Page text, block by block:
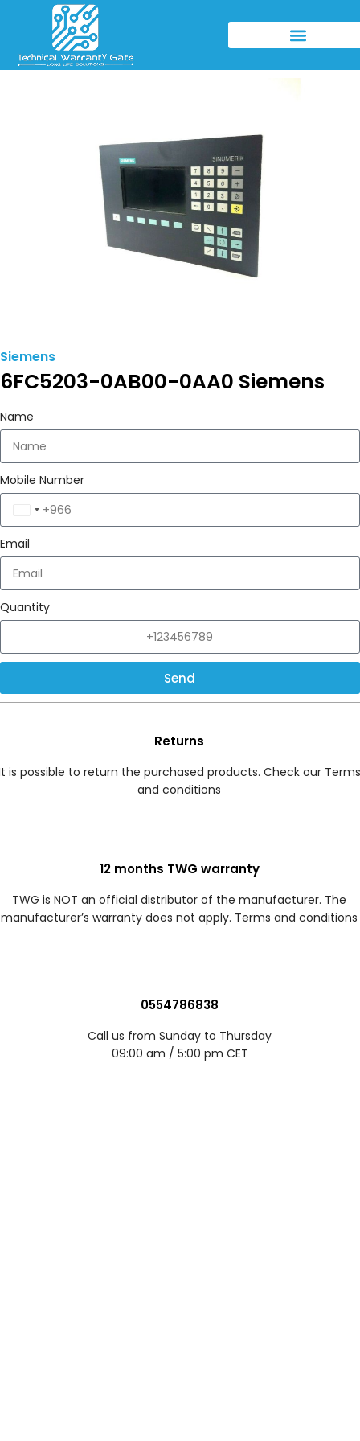
Siemens
6FC5203-0AB00-0AA0 Siemens
Name
Mobile Number
Saudi
Arabia
+966
Email
Quantity
Send
Returns
is possible to return the purchased products. Check our Terms
and conditions
12 months TWG warranty
TWG is NOT an official distributor of the manufacturer. The
manufacturer’s warranty does not apply. Terms and conditions
0554786838
Call us from Sunday to Thursday
09:00 am / 5:00 pm CET